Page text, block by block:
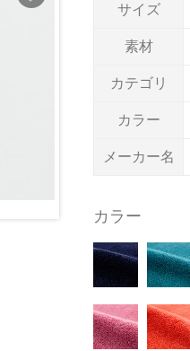
サイズ
素材
カテゴリ
カラー
メーカー名
カラー